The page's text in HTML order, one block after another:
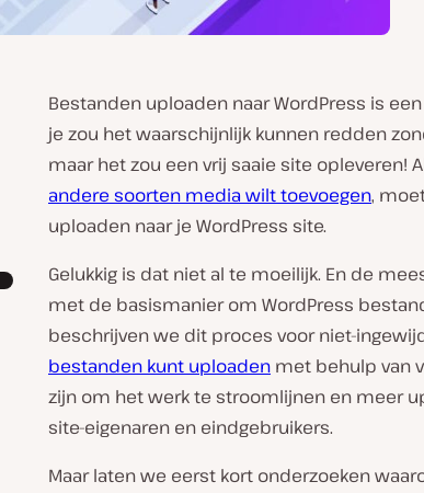
Bestanden uploaden naar WordPress is
je zou het waarschijnlijk kunnen redden
maar het zou een vrij saaie site opleveren!
andere soorten media wilt toevoegen,
uploaden naar je WordPress site.
Gelukkig is dat niet al te moeilijk. En de
met de basismanier om WordPress
beschrijven we dit proces voor niet-
bestanden kunt uploaden met behulp van
zijn om het werk te stroomlijnen en meer
site-eigenaren en eindgebruikers.
Maar laten we eerst kort onderzoeken